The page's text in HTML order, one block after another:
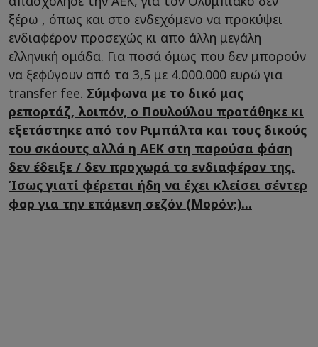
ξέρω , όπως και στο ενδεχόμενο να προκύψει
ενδιαφέρον προσεχώς κι απο άλλη μεγάλη
ελληνική ομάδα. Για ποσά όμως που δεν μπορούν
να ξεφύγουν από τα 3,5 με 4.000.000 ευρώ για
transfer fee. Σύμφωνα με το δικό μας
ρεπορτάζ, λοιπόν, ο Πουλούλου προτάθηκε κι
εξετάστηκε από τον Ριμπάλτα και τους δικούς
του σκάουτς αλλά η ΑΕΚ στη παρούσα φάση
δεν έδειξε / δεν προχωρά το ενδιαφέρον της.
Ίσως γιατί φέρεται ήδη να έχει κλείσει σέντερ
φορ για την επόμενη σεζόν (Μορόν;)...